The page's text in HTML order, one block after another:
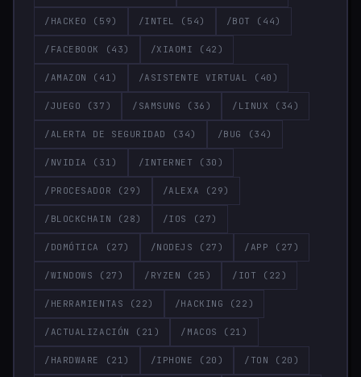
/HACKEO (59) /INTEL (54) /BOT (44)
/FACEBOOK (43) /XIAOMI (42)
/AMAZON (41) /ASISTENTE VIRTUAL (40)
/JUEGO (37) /SAMSUNG (36) /LINUX (34)
/ALERTA DE SEGURIDAD (34) /BUG (34)
/NVIDIA (31) /INTERNET (30)
/PROCESADOR (29) /ALEXA (29)
/BLOCKCHAIN (28) /IOS (27)
/DOMÓTICA (27) /NODEJS (27) /APP (27)
/WINDOWS (27) /RYZEN (25) /IOT (22)
/HERRAMIENTAS (22) /HACKING (22)
/ACTUALIZACIÓN (21) /MACOS (21)
/HARDWARE (21) /IPHONE (20) /TON (20)